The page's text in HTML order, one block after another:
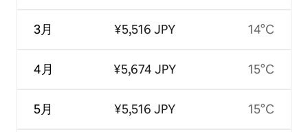
3月
4月
5月
¥5,516 JPY
¥5,674 JPY
¥5,516 JPY
14°C
15°C
15°C